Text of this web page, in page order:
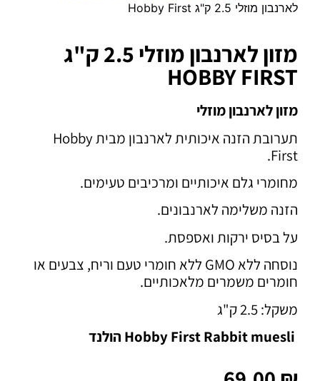
לארנבון מוזלי 2.5 ק"ג Hobby First
מזון לארנבון מוזלי 2.5 ק"ג
HOBBY FIRST
מזון לארנבון מוזלי
תערובת הזנה איכותית לארנבון מבית Hobby
First.
מחומרי גלם איכותיים ומרכיבים טעימים.
הזנה משלימה לארנבונים.
על בסיס ירקות ואספסת.
נוסחה
ללא GMO ללא חומרי טעם וריח, צבעים או
חומרים משמרים מלאכותיים.
משקל: 2.5 ק"ג